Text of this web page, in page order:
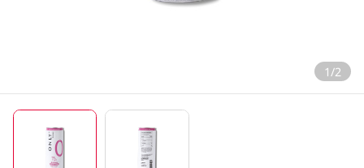
1/2